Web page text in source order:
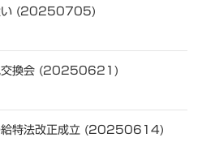
い (20250705)
交換会 (20250621)
給特法改正成立 (20250614)